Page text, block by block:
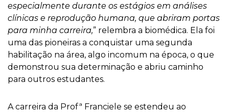
especialmente durante os estágios em análises
clínicas e reprodução humana, que abriram portas
para minha carreira,” relembra a biomédica. Ela foi
uma das pioneiras a conquistar uma segunda
habilitação na área, algo incomum na época, o que
demonstrou sua determinação e abriu caminho
para outros estudantes.
A carreira da Profª Franciele se estendeu ao